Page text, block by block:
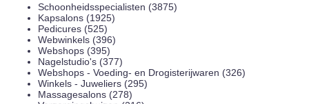
Schoonheidsspecialisten (3875)
Kapsalons (1925)
Pedicures (525)
Webwinkels (396)
Webshops (395)
Nagelstudio's (377)
Webshops - Voeding- en Drogisterijwaren (326)
Winkels - Juweliers (295)
Massagesalons (278)